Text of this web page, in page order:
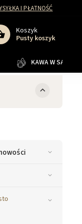
I PŁATNOŚĆ
Koszyk
Pusty koszyk
KAWA W